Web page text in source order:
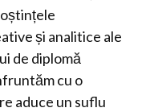
și analitice ale
de diplomă
cu o
aduce un suflu